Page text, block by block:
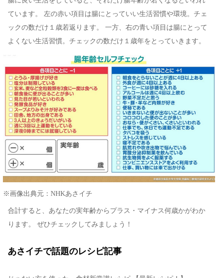
ています。 左の赤い項目は腸にとっていい生活習慣や環境。チェ
ックの数だけ１歳若返ります。 一方、右の青い項目は腸にとって
よくない生活習慣。チェックの数だけ１歳年をとっていきます。
※画像出典元：NHKあさイチ
合計すると、あなたの実年齢からプラス・マイナス何歳かがわか
ります。 ぜひチェックしてみましょう！
あさイチで話題のレシピ記事